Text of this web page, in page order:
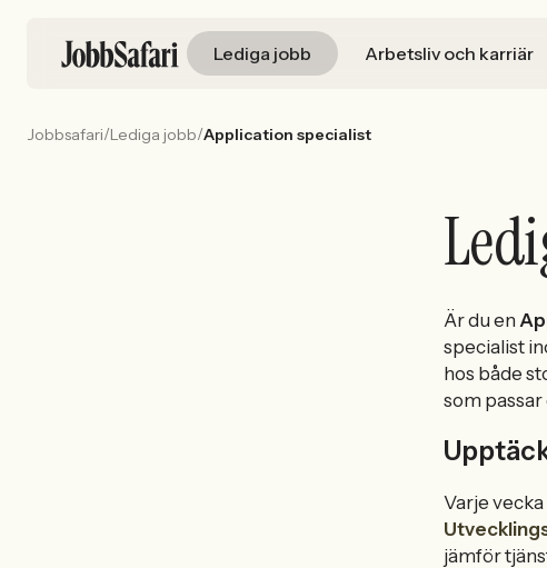
Lediga jobb Arbetsliv och karriär
Jobbsafari/Lediga jobb/Application specialist
Är du en
specialist
hos både
som
Varje
jämför